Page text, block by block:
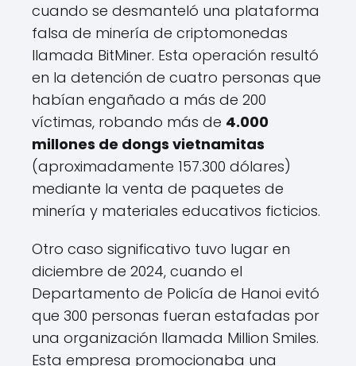
cuando se desmanteló una plataforma
falsa de minería de criptomonedas
llamada BitMiner. Esta operación resultó
en la detención de cuatro personas que
habían engañado a más de 200
víctimas, robando más de 4.000
millones de dongs vietnamitas
(aproximadamente 157.300 dólares)
mediante la venta de paquetes de
minería y materiales educativos ficticios.
Otro caso significativo tuvo lugar en
diciembre de 2024, cuando el
Departamento de Policía de Hanoi evitó
que 300 personas fueran estafadas por
una organización llamada Million Smiles.
Esta empresa promocionaba una